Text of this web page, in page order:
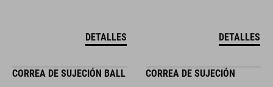
DETALLES DETALLES
CORREA DE SUJECIÓN BALL CORREA DE SUJECIÓN